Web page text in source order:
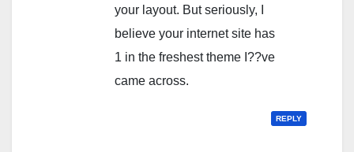
your layout. But seriously, I
believe your internet site has
1 in the freshest theme I??ve
came across.
REPLY